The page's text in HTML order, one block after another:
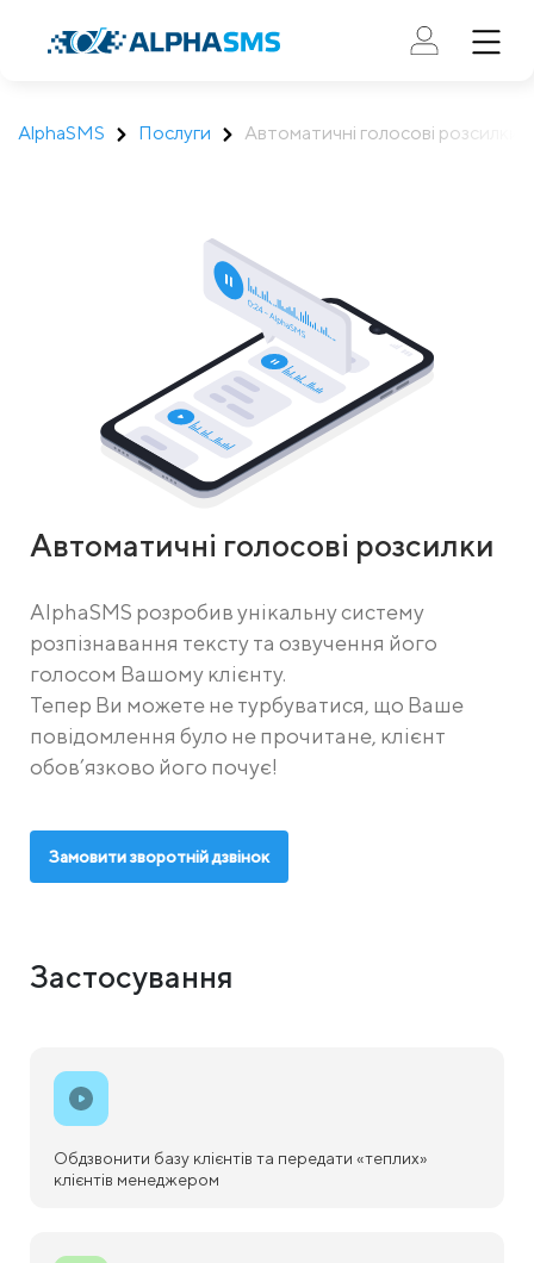
AlphaSMS Послуги Автоматичні голосові розсилки
Автоматичні голосові розсилки
AlphaSMS розробив унікальну систему
розпізнавання тексту та озвучення його
голосом Вашому клієнту.
Тепер Ви можете не турбуватися, що Ваше
повідомлення було не прочитане, клієнт
обов’язково його почує!
Замовити зворотній дзвінок
Застосування
Обдзвонити базу клієнтів та передати «теплих»
клієнтів менеджером